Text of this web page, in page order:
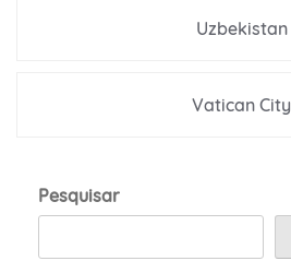
Uzbekistan
Vatican City
Pesquisar